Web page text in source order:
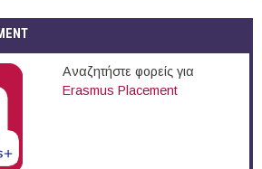
Αναζητήστε φορείς για
Erasmus Placement